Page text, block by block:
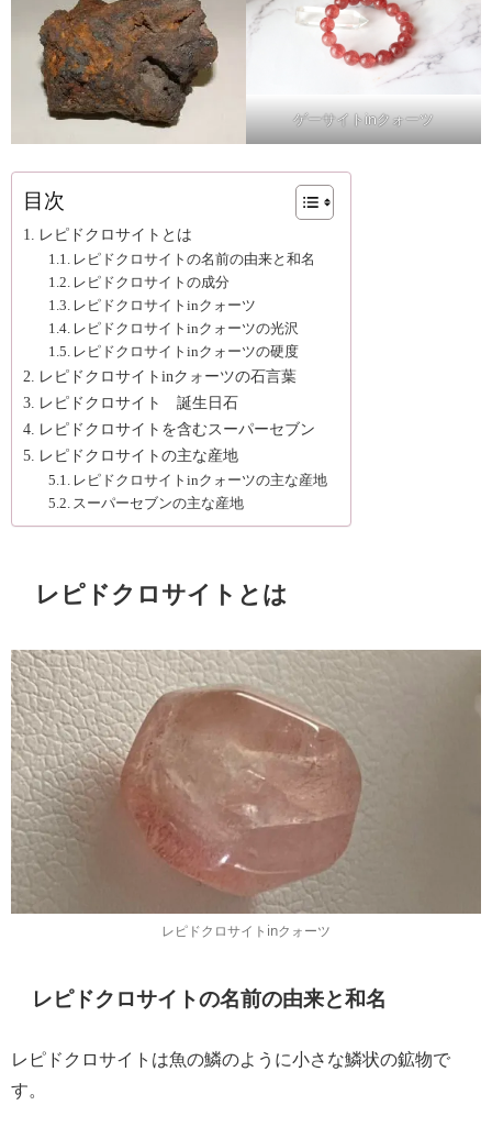
ゲーサイトinクォーツ
目次
レピドクロサイトとは
レピドクロサイトの名前の由来と和名
レピドクロサイトの成分
レピドクロサイトinクォーツ
レピドクロサイトinクォーツの光沢
レピドクロサイトinクォーツの硬度
レピドクロサイトinクォーツの石言葉
レピドクロサイト 誕生日石
レピドクロサイトを含むスーパーセブン
レピドクロサイトの主な産地
レピドクロサイトinクォーツの主な産地
スーパーセブンの主な産地
レピドクロサイトとは
レピドクロサイトinクォーツ
レピドクロサイトの名前の由来と和名
レピドクロサイトは魚の鱗のように小さな鱗状の鉱物で
す。